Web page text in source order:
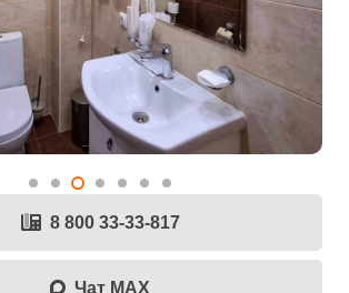
8 800 33-33-817
Чат MAX